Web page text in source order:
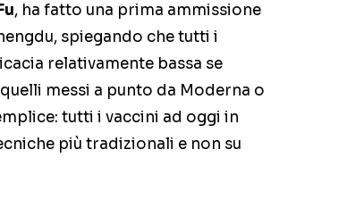
, ha fatto una prima ammissione
spiegando che tutti i
relativamente bassa se
messi a punto da Moderna o
tutti i vaccini ad oggi in
più tradizionali e non su